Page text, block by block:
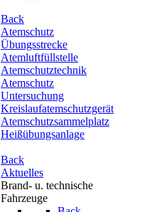
Back
Atemschutz
Übungsstrecke
Atemluftfüllstelle
Atemschutztechnik
Atemschutz
Untersuchung
Kreislaufatemschutzgerät
Atemschutzsammelplatz
Heißübungsanlage
Back
Aktuelles
Brand- u. technische
Fahrzeuge